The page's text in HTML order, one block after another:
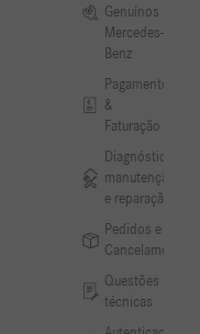
Genuínos
Mercedes-
Benz
Pagamento
&
Faturação
Diagnóstico,
manutenção
e reparação
Pedidos e
Cancelamentos
Questões
técnicas